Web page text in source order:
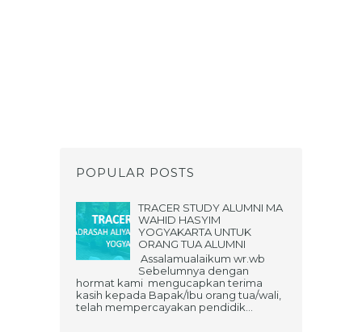
POPULAR POSTS
TRACER STUDY ALUMNI MA
WAHID HASYIM
YOGYAKARTA UNTUK
ORANG TUA ALUMNI
Assalamualaikum wr.wb
Sebelumnya dengan
hormat kami mengucapkan terima
kasih kepada Bapak/Ibu orang tua/wali,
telah mempercayakan pendidik...